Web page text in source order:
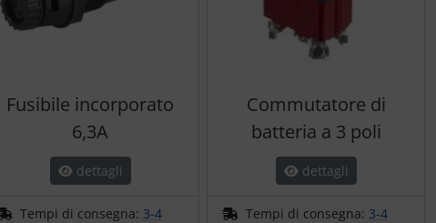
Fusibile incorporato
6,3A
dettagli
Tempi di consegna: 3-4
Commutatore di
batteria a 3 poli
dettagli
Tempi di consegna: 3-4